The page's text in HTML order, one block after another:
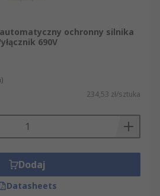
automatyczny ochronny silnika
690V
234,53 zł/sztuka
Dodaj
Datasheets